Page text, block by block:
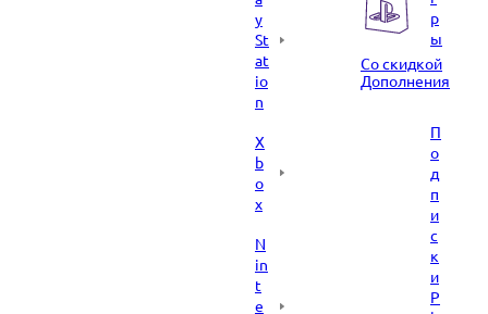
y
St
at
io
n
X
b
o
x
N
in
t
e
р
ы
Со скидкой
Дополнения
П
о
д
п
и
с
к
и
P